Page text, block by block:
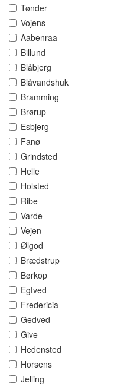
Tønder
Vojens
Aabenraa
Billund
Blåbjerg
Blåvandshuk
Bramming
Brørup
Esbjerg
Fanø
Grindsted
Helle
Holsted
Ribe
Varde
Vejen
Ølgod
Brædstrup
Børkop
Egtved
Fredericia
Gedved
Give
Hedensted
Horsens
Jelling